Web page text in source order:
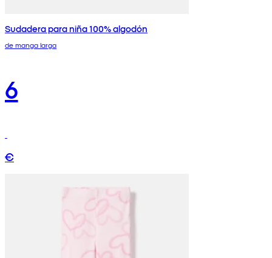
Sudadera para niña 100% algodón
de manga larga
6
€